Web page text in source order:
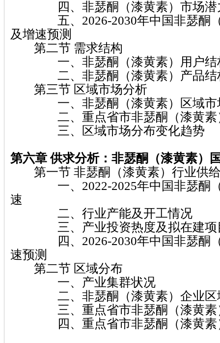
四、非瑟酮（漆黄素）市场潜
五、2026-2030年中国非瑟酮（
及增速预测
第二节 需求结构
一、非瑟酮（漆黄素）用户结
二、非瑟酮（漆黄素）产品结
第三节 区域市场分析
一、非瑟酮（漆黄素）区域市
二、重点省市非瑟酮（漆黄素
三、区域市场分布变化趋势
第六章供求分析：非瑟酮（漆黄素）
第一节 非瑟酮（漆黄素）行业供
一、2022-2025年中国非瑟酮（
速
二、行业产能及开工情况
三、产业投资热度及拟在建项
四、2026-2030年中国非瑟酮（
速预测
第二节 区域分布
一、产业集群状况
二、非瑟酮（漆黄素）企业区
三、重点省市非瑟酮（漆黄素
四、重点省市非瑟酮（漆黄素